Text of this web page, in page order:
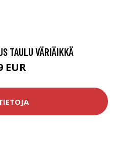
TAULU VÄRIÄIKKÄ
EUR